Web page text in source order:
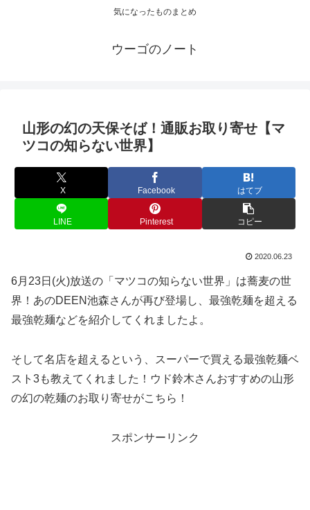
気になったものまとめ
ウーゴのノート
山形の幻の天保そば！通販お取り寄せ【マ
ツコの知らない世界】
X Facebook はてブ
LINE Pinterest コピー
2020.06.23
6月23日(火)放送の「マツコの知らない世界」は蕎麦の世
界！あのDEEN池森さんが再び登場し、最強乾麺を超える
最強乾麺などを紹介してくれましたよ。
そして名店を超えるという、スーパーで買える最強乾麺ベ
スト3も教えてくれました！ウド鈴木さんおすすめの山形
の幻の乾麺のお取り寄せがこちら！
スポンサーリンク